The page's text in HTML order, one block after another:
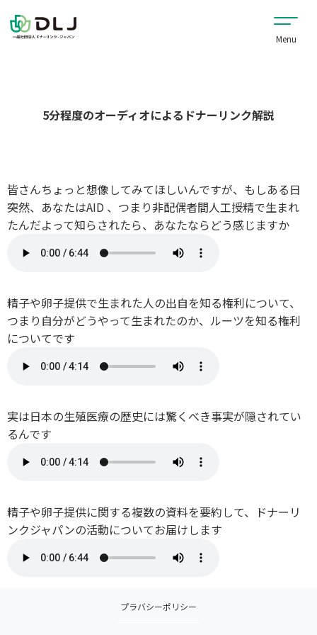
5分程度のオーディオによるドナーリンク解説
皆さんちょっと想像してみてほしいんですが、もしある日
突然、あなたはAID 、つまり非配偶者間人工授精で生まれ
たんだよって知らされたら、あなたならどう感じますか
精子や卵子提供で生まれた人の出自を知る権利について、
つまり自分がどうやって生まれたのか、ルーツを知る権利
についてです
実は日本の生殖医療の歴史には驚くべき事実が隠されてい
るんです
精子や卵子提供に関する複数の資料を要約して、ドナーリ
ンクジャパンの活動についてお届けします
プラバシーポリシー